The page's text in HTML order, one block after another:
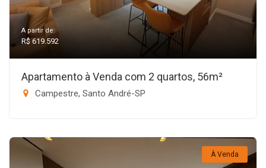
A partir de:
R$ 619.592
Apartamento à Venda com 2 quartos, 56m²
Campestre, Santo André-SP
À Venda